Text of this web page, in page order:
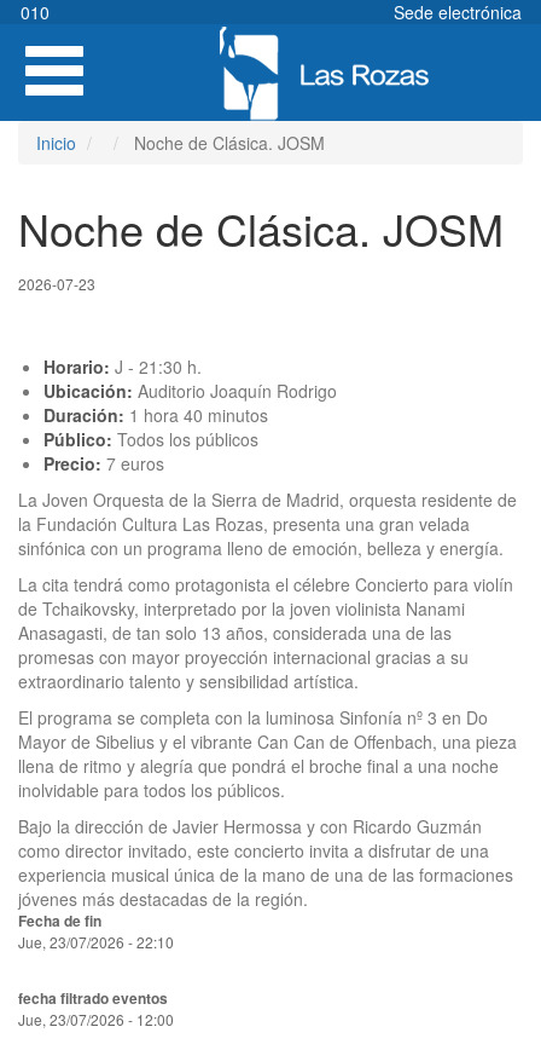
Pasar
contenido
principal
010
Sede electrónica
Toggle
navigation
Inicio Noche de Clásica. JOSM
Noche de Clásica. JOSM
2026-07-23
Horario: J - 21:30 h.
Ubicación: Auditorio Joaquín Rodrigo
Duración: 1 hora 40 minutos
Público: Todos los públicos
Precio: 7 euros
La Joven Orquesta de la Sierra de Madrid, orquesta residente de
la Fundación Cultura Las Rozas, presenta una gran velada
sinfónica con un programa lleno de emoción, belleza y energía.
La cita tendrá como protagonista el célebre Concierto para violín
de Tchaikovsky, interpretado por la joven violinista Nanami
Anasagasti, de tan solo 13 años, considerada una de las
promesas con mayor proyección internacional gracias a su
extraordinario talento y sensibilidad artística.
El programa se completa con la luminosa Sinfonía nº 3 en Do
Mayor de Sibelius y el vibrante Can Can de Offenbach, una pieza
llena de ritmo y alegría que pondrá el broche final a una noche
inolvidable para todos los públicos.
Bajo la dirección de Javier Hermossa y con Ricardo Guzmán
como director invitado, este concierto invita a disfrutar de una
experiencia musical única de la mano de una de las formaciones
jóvenes más destacadas de la región.
Fecha de fin
Jue, 23/07/2026 - 22:10
fecha filtrado eventos
Jue, 23/07/2026 - 12:00